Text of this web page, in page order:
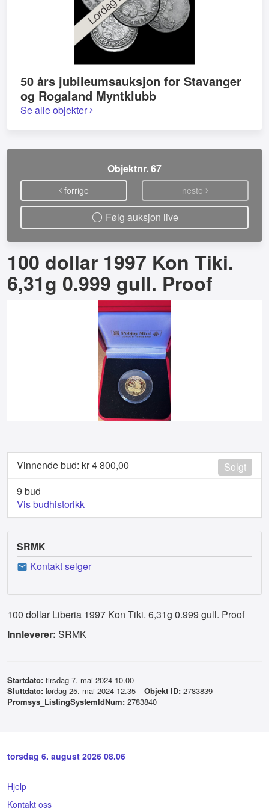
50 års jubileumsauksjon for Stavanger
og Rogaland Myntklubb
Se alle objekter
Objektnr. 67
forrige neste
Følg auksjon live
100 dollar 1997 Kon Tiki.
6,31g 0.999 gull. Proof
Solgt
Vinnende bud: kr4 800,00
9 bud
Vis budhistorikk
SRMK
Kontakt selger
100 dollar Liberia 1997 Kon Tiki. 6,31g 0.999 gull. Proof
Innleverer: SRMK
Startdato: tirsdag 7. mai 2024 10.00
Sluttdato: lørdag 25. mai 2024 12.35 Objekt ID: 2783839
Promsys_ListingSystemIdNum: 2783840
torsdag 6. august 2026 08.06
Hjelp
Kontakt oss